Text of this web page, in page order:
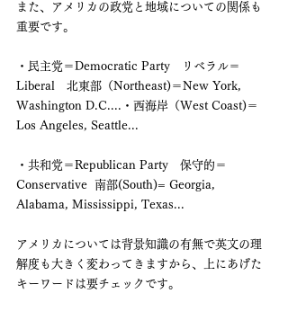
また、アメリカの政党と地域についての関係も
重要です。
・民主党＝Democratic Party　リベラル＝
Liberal　北東部（Northeast)＝New York,
Washington D.C....・西海岸（West Coast)＝
Los Angeles, Seattle...
・共和党＝Republican Party　保守的＝
Conservative  南部(South)= Georgia,
Alabama, Mississippi, Texas...
アメリカについては背景知識の有無で英文の理
解度も大きく変わってきますから、上にあげた
キーワードは要チェックです。